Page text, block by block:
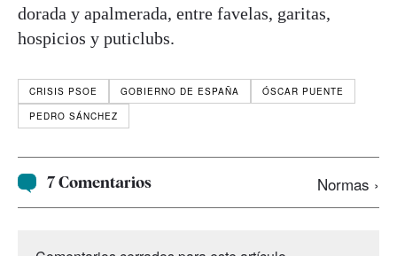
dorada y apalmerada, entre favelas, garitas,
hospicios y puticlubs.
CRISIS PSOE GOBIERNO DE ESPAÑA
ÓSCAR PUENTE
PEDRO SÁNCHEZ
7 Comentarios Normas ›